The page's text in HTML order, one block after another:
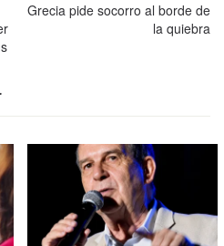
Grecia pide socorro al borde de
la quiebra